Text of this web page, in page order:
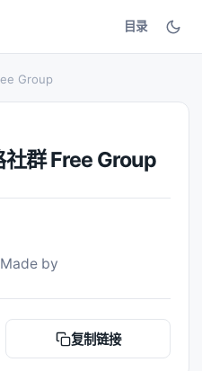
目录
Group
群 Free Group
by
复制链接